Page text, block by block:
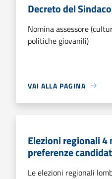
Decreto del
Nomina assessore
politiche giovanili)
VAI ALLA PAGINA
Elezioni regionali 4
preferenze
Le elezioni regionali